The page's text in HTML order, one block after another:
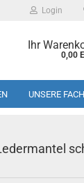
Login
Ihr
0,00
UNSERE